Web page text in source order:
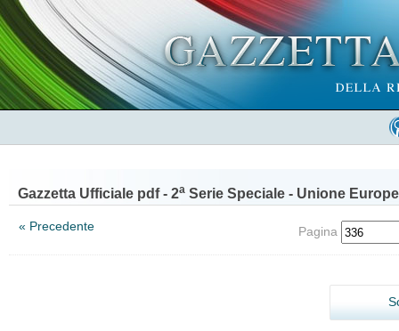
Gazzetta Ufficiale pdf - 2a Serie Speciale - Unione
« Precedente Pagina